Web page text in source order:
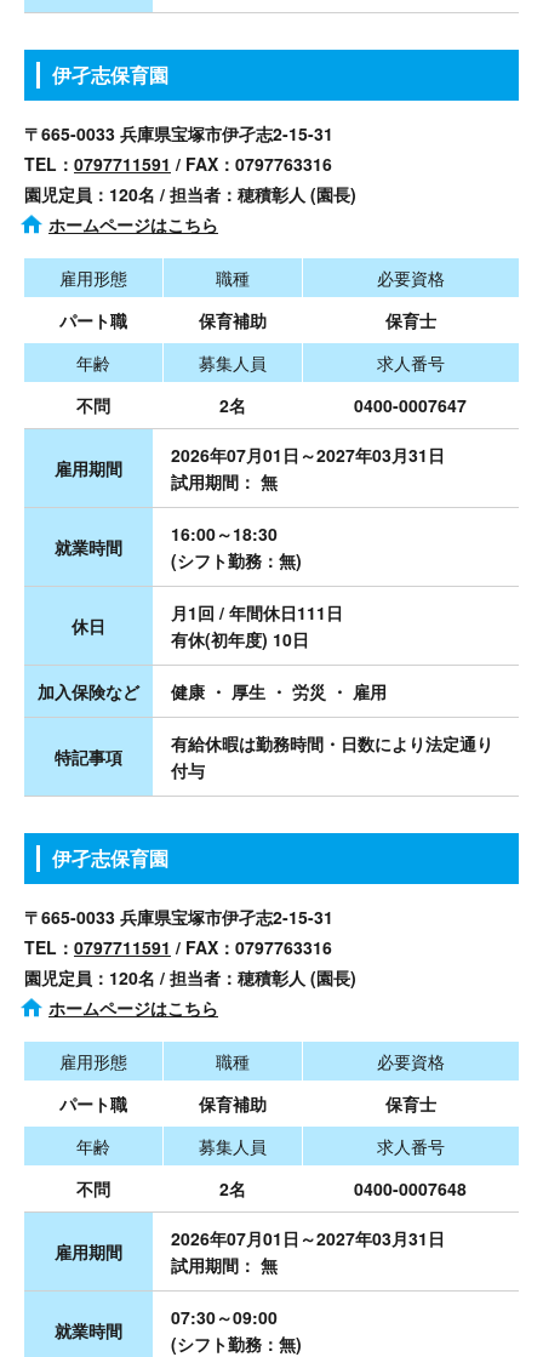
伊孑志保育園
〒665-0033 兵庫県宝塚市伊孑志2-15-31
TEL： 0797711591 / FAX：0797763316
園児定員：120名 / 担当者：穂積彰人 (園長)
ホームページはこちら
雇用形態 職種
必要資格
パート職
保育補助
保育士
年齢
募集人員
求人番号
不問
2名 0400-0007647
雇用期間
2026年07月01日～2027年03月31日
試用期間： 無
就業時間
16:00～18:30
(シフト勤務：無)
休日
月1回 / 年間休日111日
有休(初年度) 10日
加入保険など 健康 ・ 厚生 ・ 労災 ・ 雇用
特記事項
有給休暇は勤務時間・日数により法定通り
付与
伊孑志保育園
〒665-0033 兵庫県宝塚市伊孑志2-15-31
TEL： 0797711591 / FAX：0797763316
園児定員：120名 / 担当者：穂積彰人 (園長)
ホームページはこちら
雇用形態 職種
必要資格
パート職
保育補助
保育士
年齢
募集人員
求人番号
不問
2名 0400-0007648
雇用期間
2026年07月01日～2027年03月31日
試用期間： 無
就業時間
07:30～09:00
(シフト勤務：無)